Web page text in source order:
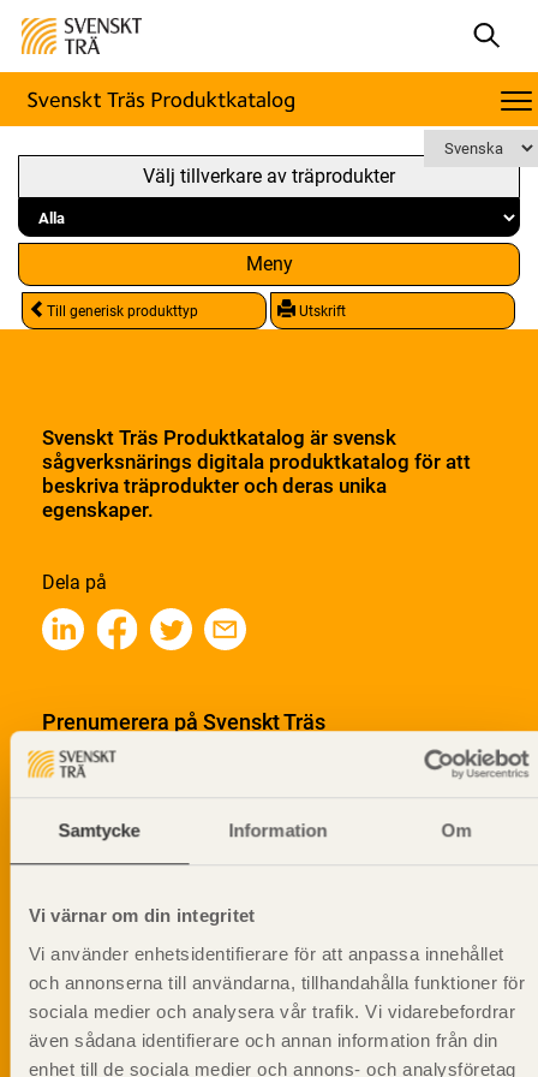
Samtycke Information Om
Vi värnar om din integritet
Vi använder enhetsidentifierare för att anpassa innehållet
och annonserna till användarna, tillhandahålla funktioner för
sociala medier och analysera vår trafik. Vi vidarebefordrar
även sådana identifierare och annan information från din
enhet till de sociala medier och annons- och analysföretag
Välj tillverkare av träprodukter
Meny
Till generisk produkttyp Utskrift
Svenskt Träs Produktkatalog är svensk
sågverksnärings digitala produktkatalog för att
beskriva träprodukter och deras unika
egenskaper.
Dela på
Prenumerera på Svenskt Träs
informationsutskick!